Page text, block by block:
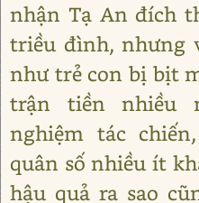
nhận Tạ An đích
triều đình, nhưng
như trẻ con bị bịt
trận tiền nhiều
nghiệm tác
quân số nhiều ít
hậu quả ra sao